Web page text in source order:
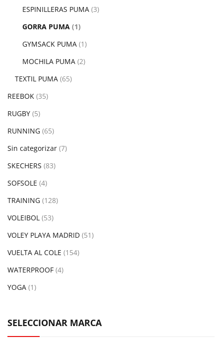
ESPINILLERAS PUMA (3)
GORRA PUMA (1)
GYMSACK PUMA (1)
MOCHILA PUMA (2)
TEXTIL PUMA (65)
REEBOK (35)
RUGBY (5)
RUNNING (65)
Sin categorizar (7)
SKECHERS (83)
SOFSOLE (4)
TRAINING (128)
VOLEIBOL (53)
VOLEY PLAYA MADRID (51)
VUELTA AL COLE (154)
WATERPROOF (4)
YOGA (1)
SELECCIONAR MARCA